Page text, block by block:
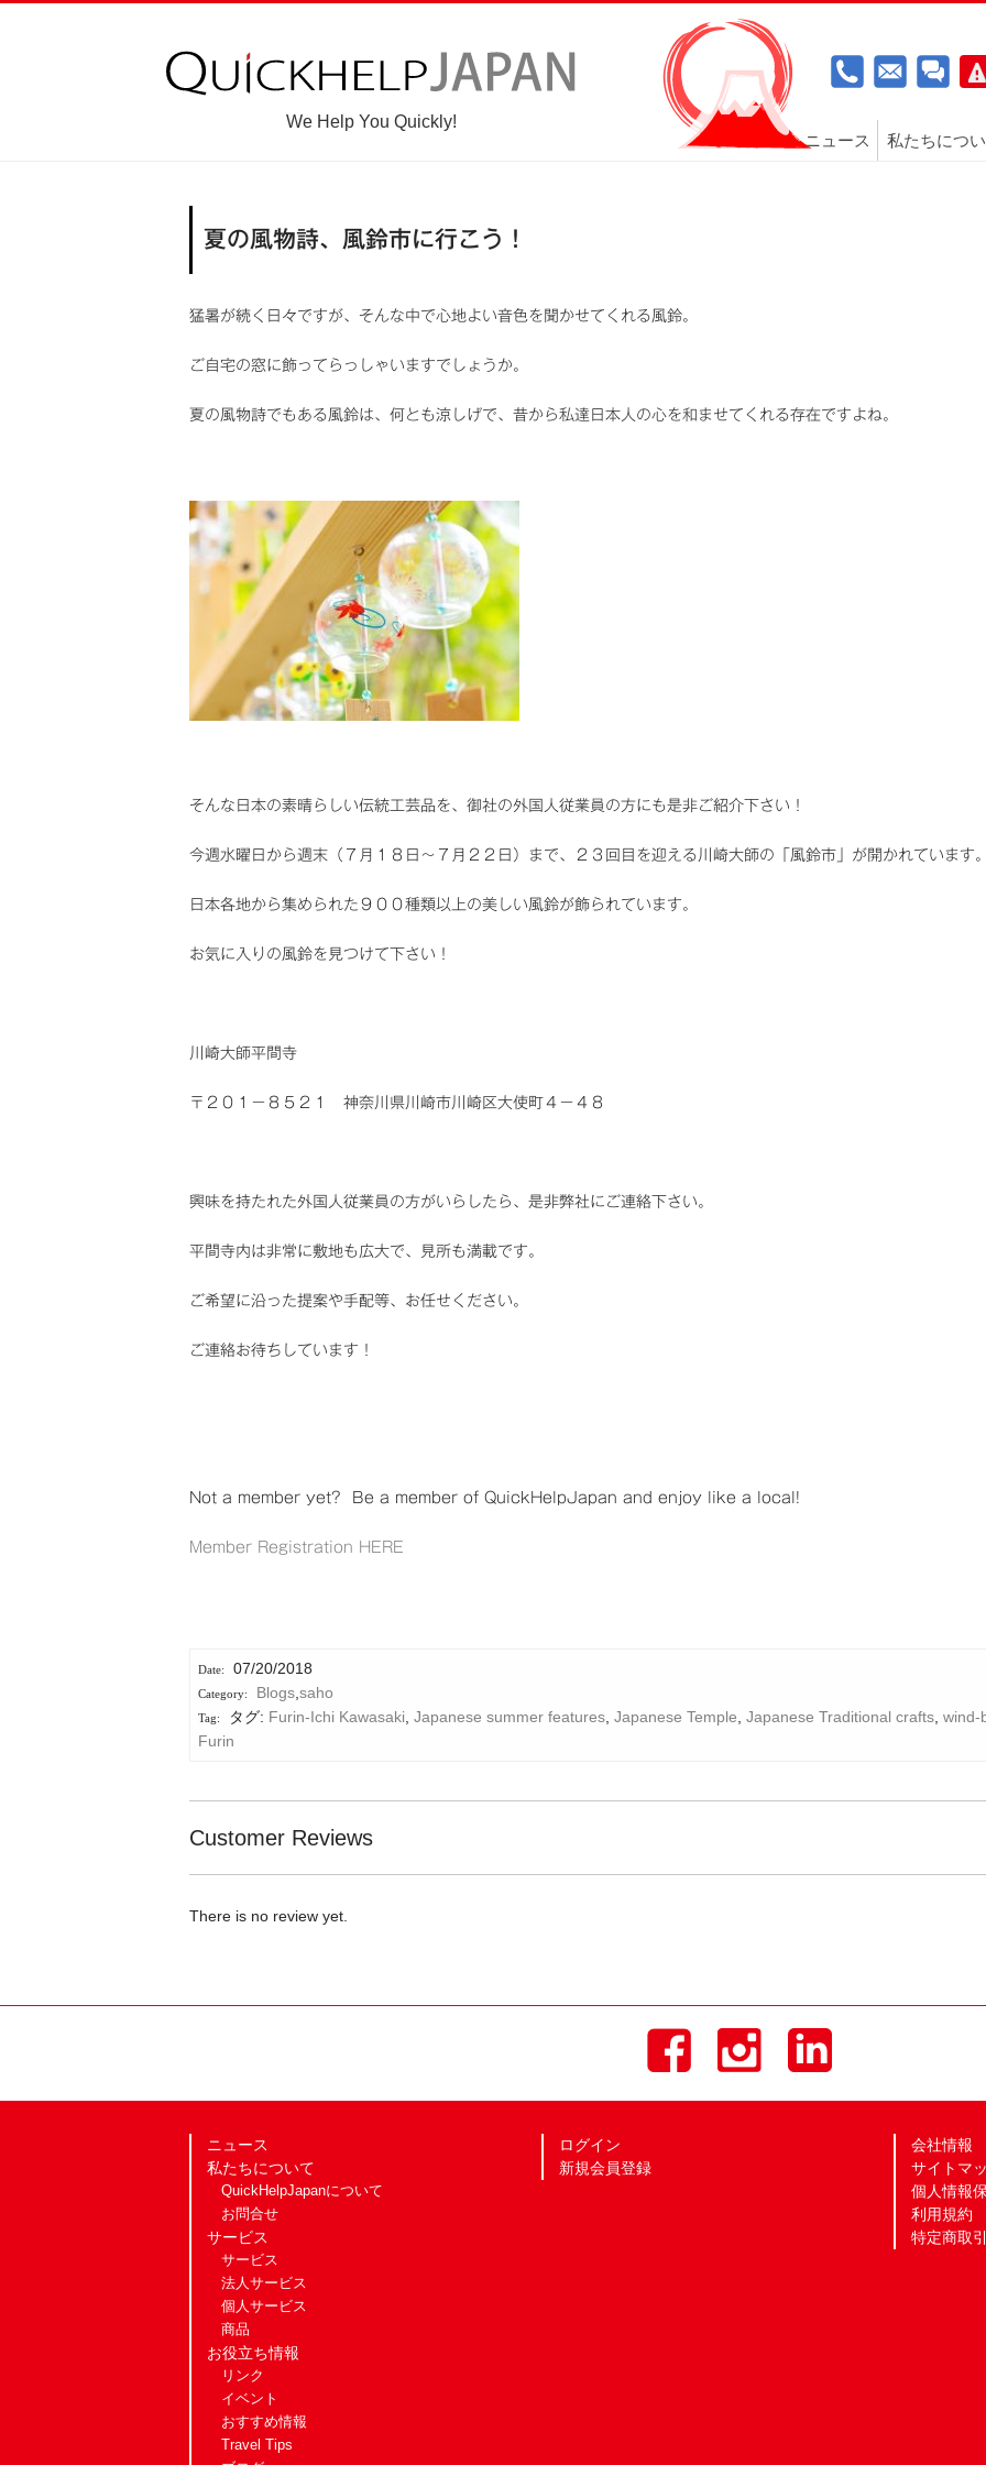
We Help You Quickly!
ニュース
私たちにつ
夏の風物詩、風鈴市に行こう！
猛暑が続く日々ですが、そんな中で心地よい音色を聞かせてくれる風鈴。
ご自宅の窓に飾ってらっしゃいますでしょうか。
夏の風物詩でもある風鈴は、何とも涼しげで、昔から私達日本人の心を和ませてくれる存在ですよね。
そんな日本の素晴らしい伝統工芸品を、御社の外国人従業員の方にも是非ご紹介下さい！
今週水曜日から週末（７月１８日～７月２２日）まで、２３回目を迎える川崎大師の「風鈴市」が開かれています
日本各地から集められた９００種類以上の美しい風鈴が飾られています。
お気に入りの風鈴を見つけて下さい！
川崎大師平間寺
〒２０１－８５２１ 神奈川県川崎市川崎区大使町４－４８
興味を持たれた外国人従業員の方がいらしたら、是非弊社にご連絡下さい。
平間寺内は非常に敷地も広大で、見所も満載です。
ご希望に沿った提案や手配等、お任せください。
ご連絡お待ちしています！
Not a member yet? Be a member of QuickHelpJapan and enjoy like a local!
Member Registration HERE
07/20/2018
Blogs,saho
タグ: Furin-Ichi Kawasaki, Japanese summer features, Japanese Temple, Japanese Traditional crafts, wind-
Furin
Customer Reviews
There is no review yet.
ニュース
私たちについて
QuickHelpJapanについて
お問合せ
サービス
サービス
法人サービス
個人サービス
商品
お役立ち情報
リンク
イベント
おすすめ情報
Travel Tips
ログイン
新規会員登録
会社情報
サイトマ
個人情報
利用規約
特定商取